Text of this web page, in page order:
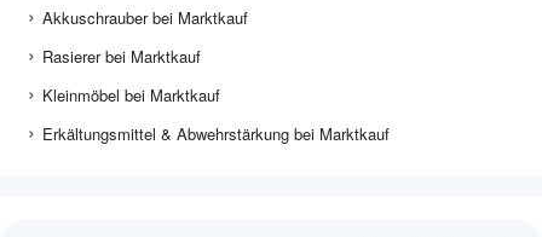
Akkuschrauber bei Marktkauf
Rasierer bei Marktkauf
Kleinmöbel bei Marktkauf
Erkältungsmittel & Abwehrstärkung bei Marktkauf